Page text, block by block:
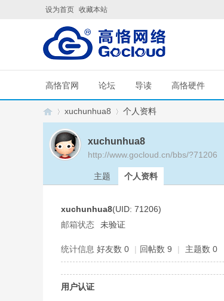
设为首页 收藏本站
高恪官网 论坛 导读 高恪硬件
xuchunhua8 个人资料
xuchunhua8
http://www.gocloud.cn/bbs/?71206
主题 个人资料
xuchunhua8(UID: 71206)
邮箱状态
未验证
统计信息 好友数 0 | 回帖数 9 | 主题数 0
用户认证